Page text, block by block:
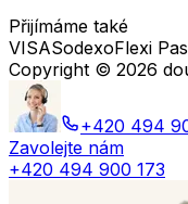
Přijímáme také
VISASodexoFlexi
Copyright © 2026
+420 494
Zavolejte nám
+420 494 900 173